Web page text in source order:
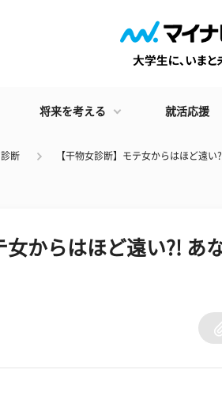
将来を考える 就活応援
診断 【干物女診断】モテ女からはほど遠い
女からはほど遠い?! あ